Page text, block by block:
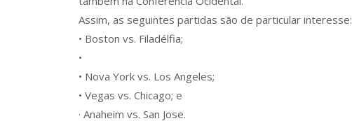
Assim, as seguintes partidas são de particular interesse:
• Boston vs. Filadélfia;
•
• Nova York vs. Los Angeles;
• Vegas vs. Chicago; e
· Anaheim vs. San Jose.